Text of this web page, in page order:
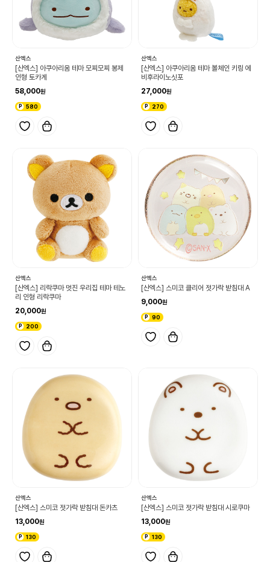
산엑스
[산엑스] 아쿠아리움 테마 모찌모찌 봉제
인형 토카게
58,000
580
산엑스
[산엑스] 아쿠아리움 테마 볼체인 키링 에
비후라이노싯포
27,000
270
산엑스
[산엑스] 리락쿠마 멋진 우리집 테마 테노
리 인형 리락쿠마
20,000
200
산엑스
[산엑스] 스미코 클리어 젓가락 받침대 A
9,000
90
산엑스
[산엑스] 스미코 젓가락 받침대 돈카츠
13,000
130
산엑스
[산엑스] 스미코 젓가락 받침대 시로쿠마
13,000
130